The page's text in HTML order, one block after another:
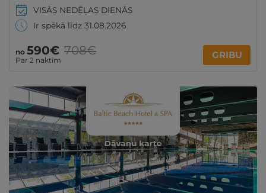
VISĀS NEDĒĻAS DIENĀS
Ir spēkā līdz 31.08.2026
no 590€
Par 2 naktīm
708€ GRIBU